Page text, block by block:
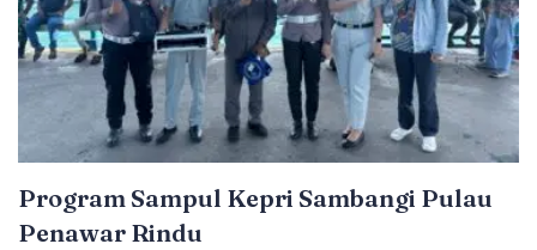
Program Sampul Kepri Sambangi Pulau
Penawar Rindu